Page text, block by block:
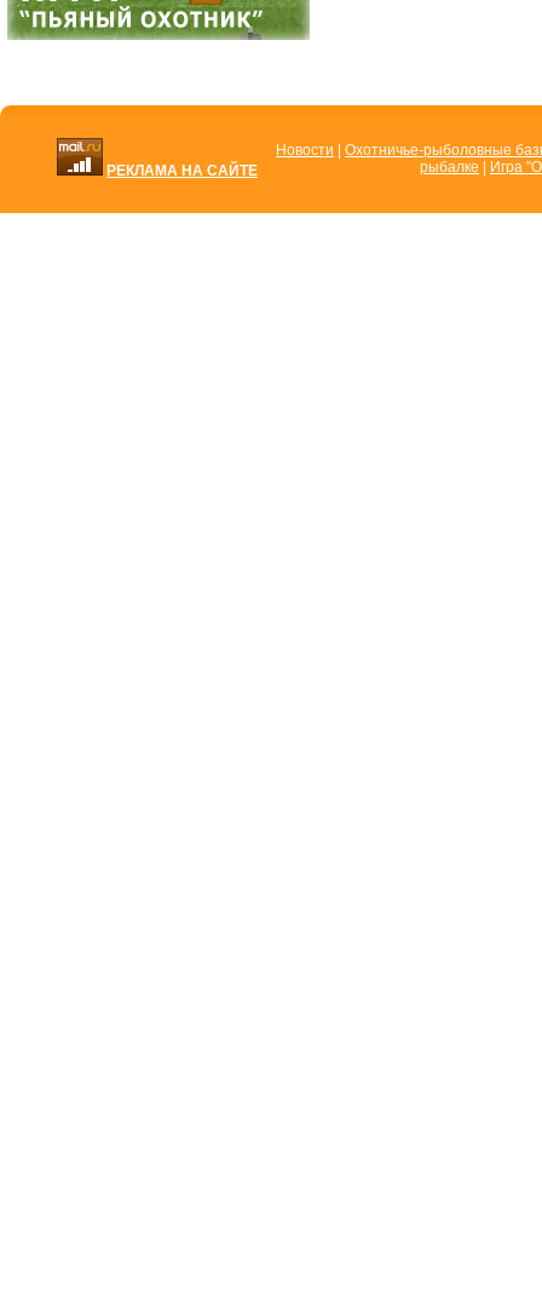
РЕКЛАМА НА САЙТЕ
Новости
Охотничье-рыболовные
рыбалке
Игра